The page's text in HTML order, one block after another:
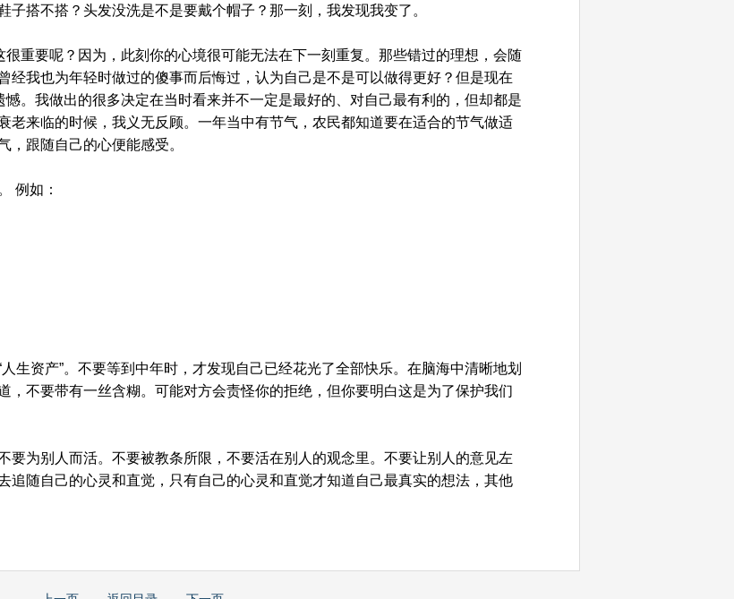
搭不搭？头发没洗是不是要戴个帽子？那一刻，我发现我变了。
重要呢？因为，此刻你的心境很可能无法在下一刻重复。那些错过的理想，会随
经我也为年轻时做过的傻事而后悔过，认为自己是不是可以做得更好？但是现在
憾。我做出的很多决定在当时看来并不一定是最好的、对自己最有利的，但却都是
老来临的时候，我义无反顾。一年当中有节气，农民都知道要在适合的节气做适
，跟随自己的心便能感受。
例如：
生资产”。不要等到中年时，才发现自己已经花光了全部快乐。在脑海中清晰地划
，不要带有一丝含糊。可能对方会责怪你的拒绝，但你要明白这是为了保护我们
为别人而活。不要被教条所限，不要活在别人的观念里。不要让别人的意见左
追随自己的心灵和直觉，只有自己的心灵和直觉才知道自己最真实的想法，其他